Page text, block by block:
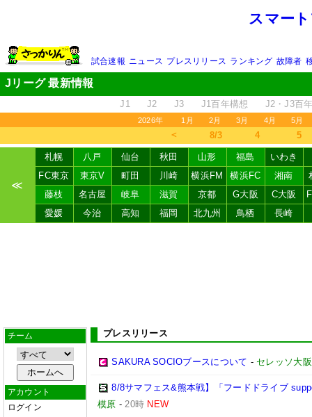
スマー
試合速報 ニュース プレスリリース ランキング 故障者
Jリーグ 最新情報
J1 J2 J3 J1百年構想 J2・J3百
2026年 1月 2月 3月 4月 5月
＜ 8/3 4 5
≪
札幌 八戸 仙台 秋田 山形 福島
いわき
FC東京
東京V 町田 川崎 横浜FM 横浜FC 湘南
藤枝
名古屋 岐阜 滋賀 京都 G大阪 C大阪
愛媛
今治 高知 福岡 北九州 鳥栖 長崎
チーム
アカウント
ログイン
プレスリリース
SAKURA SOCIOブースについて - セレッソ大阪
8/8サマフェス&熊本戦】「フードドライブ
模原 -20時 NEW